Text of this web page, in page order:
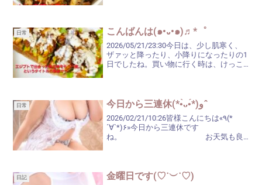
日常 こんばんは(๑•᎑•๑)♬*゜
2026/05/21/23:30今日は、少し肌寒く、
ザァッと降ったり、小降りになったりの1
日でしたね。買い物に行く時は、けっこ
パは...
日常 今日から三連休(*•̀ᴗ•́*)و ̑̑
2026/02/21/10:26皆様こんにちは«٩(*
´∀`*)۶»今日から三連休です
ね。 お天気も良
しゃいます...
日記 金曜日です(♡˙︶˙♡)